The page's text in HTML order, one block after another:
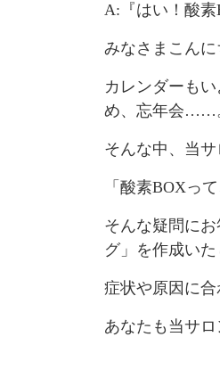
A:『はい！酸素
みなさまこんに
カレンダーも
め、忘年会……
そんな中、当
「酸素BOXっ
そんな疑問に
グ」を作成いた
症状や原因に
あなたも当サ